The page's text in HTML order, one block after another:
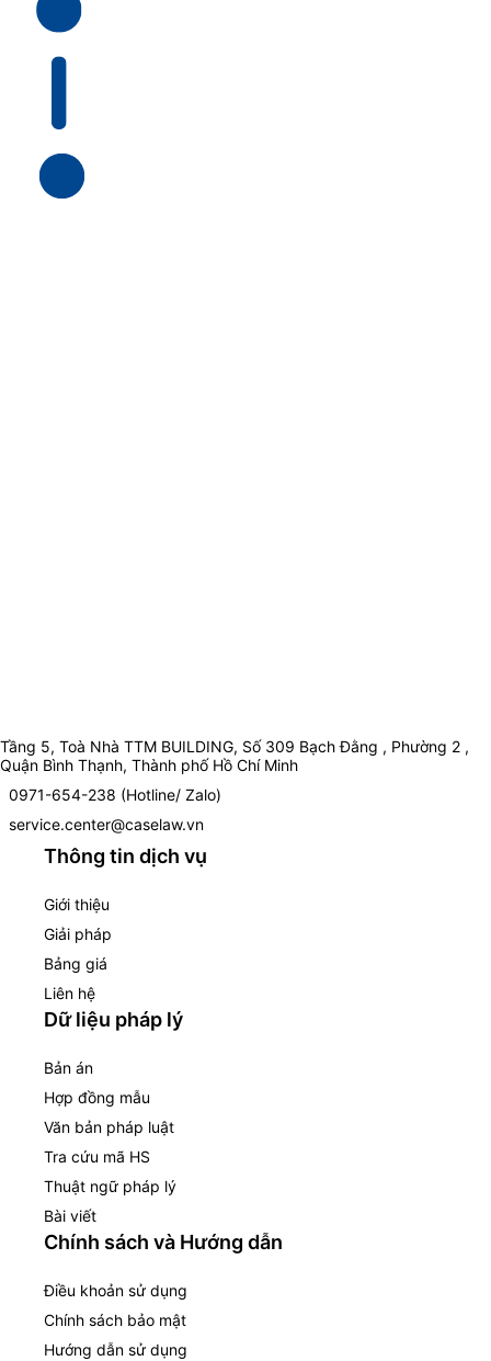
Tầng 5, Toà Nhà TTM BUILDING, Số 309 Bạch Đằng , Phường 2 ,
Quận Bình Thạnh, Thành phố Hồ Chí Minh
0971-654-238 (Hotline/ Zalo)
service.center@caselaw.vn
Thông tin dịch vụ
Giới thiệu
Giải pháp
Bảng giá
Liên hệ
Dữ liệu pháp lý
Bản án
Hợp đồng mẫu
Văn bản pháp luật
Tra cứu mã HS
Thuật ngữ pháp lý
Bài viết
Chính sách và Hướng dẫn
Điều khoản sử dụng
Chính sách bảo mật
Hướng dẫn sử dụng